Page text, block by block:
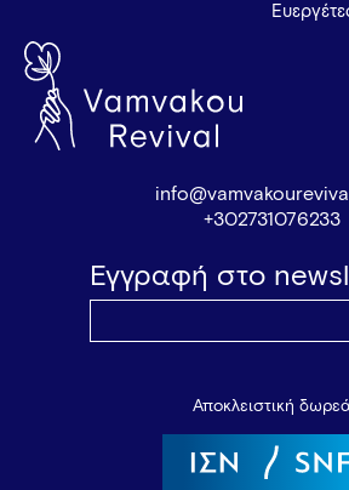
+302731076233
Εγγραφή στο
Αποκλειστική